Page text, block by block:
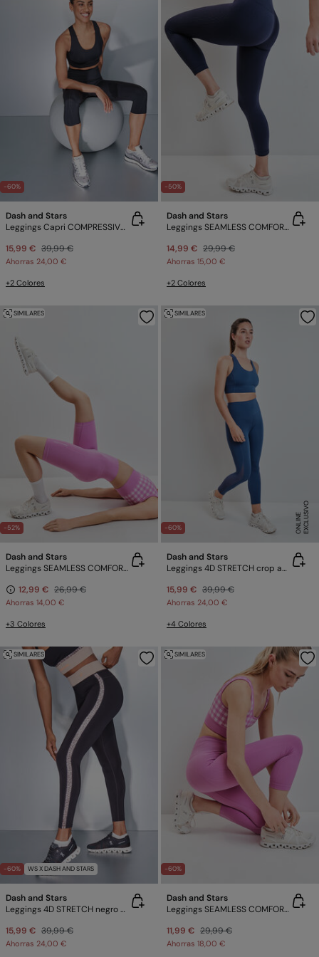
-60%
Dash and Stars
Leggings Capri COMPRESSIVE negro
15,99 € 39,99 €
Ahorras 24,00 €
+2 Colores
-50%
Dash and Stars
Leggings SEAMLESS COMFORT crop azul
14,99 € 29,99 €
Ahorras 15,00 €
+2 Colores
-52%
SIMILARES
Dash and Stars
Leggings SEAMLESS COMFORT ciclista rosa
12,99 € 26,99 €
Ahorras 14,00 €
+3 Colores
-60% E
X
C
L
U
SI
V
O
O
N
LI
N
E
SIMILARES
Dash and Stars
Leggings 4D STRETCH crop azul
15,99 € 39,99 €
Ahorras 24,00 €
+4 Colores
-60% WS X DASH AND STARS
SIMILARES
Dash and Stars
Leggings 4D STRETCH negro animal print
15,99 € 39,99 €
Ahorras 24,00 €
-60%
SIMILARES
Dash and Stars
Leggings SEAMLESS COMFORT crop rosa
11,99 € 29,99 €
Ahorras 18,00 €